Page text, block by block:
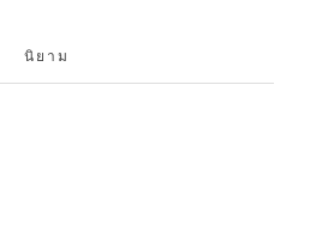
นิยาม